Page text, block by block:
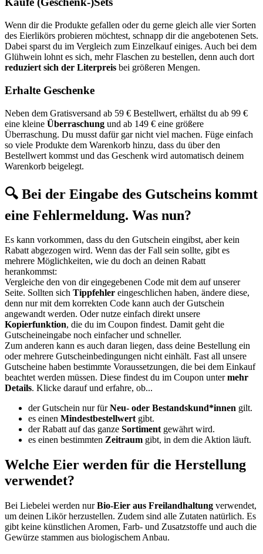
Wenn dir die Produkte gefallen oder du gerne gleich alle vier Sorten
des Eierlikörs probieren möchtest, schnapp dir die angebotenen Sets.
Dabei sparst du im Vergleich zum Einzelkauf einiges. Auch bei dem
Glühwein lohnt es sich, mehr Flaschen zu bestellen, denn auch dort
reduziert sich der Literpreis bei größeren Mengen.
Erhalte Geschenke
Neben dem Gratisversand ab 59 € Bestellwert, erhältst du ab 99 €
eine kleine Überraschung und ab 149 € eine größere
Überraschung. Du musst dafür gar nicht viel machen. Füge einfach
so viele Produkte dem Warenkorb hinzu, dass du über den
Bestellwert kommst und das Geschenk wird automatisch deinem
Warenkorb beigelegt.
🔍 Bei der Eingabe des Gutscheins kommt
eine Fehlermeldung. Was nun?
Es kann vorkommen, dass du den Gutschein eingibst, aber kein
Rabatt abgezogen wird. Wenn das der Fall sein sollte, gibt es
mehrere Möglichkeiten, wie du doch an deinen Rabatt
herankommst:
Vergleiche den von dir eingegebenen Code mit dem auf unserer
Seite. Sollten sich Tippfehler eingeschlichen haben, ändere diese,
denn nur mit dem korrekten Code kann auch der Gutschein
angewandt werden. Oder nutze einfach direkt unsere
Kopierfunktion, die du im Coupon findest. Damit geht die
Gutscheineingabe noch einfacher und schneller.
Zum anderen kann es auch daran liegen, dass deine Bestellung ein
oder mehrere Gutscheinbedingungen nicht einhält. Fast all unsere
Gutscheine haben bestimmte Voraussetzungen, die bei dem Einkauf
beachtet werden müssen. Diese findest du im Coupon untermehr
Details. Klicke darauf und erfahre, ob...
der Gutschein nur fürNeu- oder Bestandskund*innen gilt.
es einen Mindestbestellwertgibt.
der Rabatt auf das ganze Sortimentgewährt wird.
es einen bestimmten Zeitraum gibt, in dem die Aktion läuft.
Welche Eier werden für die Herstellung
verwendet?
Bei Liebelei werden nurBio-Eier aus Freilandhaltung verwendet,
um deinen Likör herzustellen. Zudem sind alle Zutaten natürlich. Es
gibt keine künstlichen Aromen, Farb- und Zusatzstoffe und auch die
Gewürze stammen aus biologischem Anbau.